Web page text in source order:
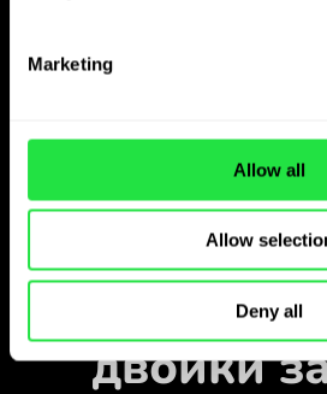
Marketing
Allow all
Allow
Deny all
няколко минути.
двойки